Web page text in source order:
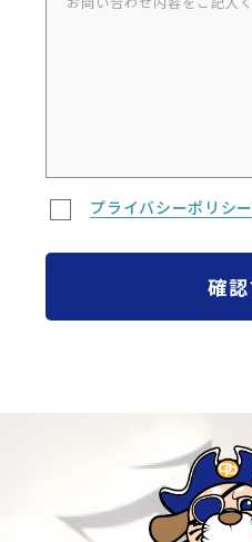
プライバシーポリシー